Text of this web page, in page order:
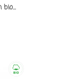
Gigoteuse été mousseline de coton bio "Malo"...